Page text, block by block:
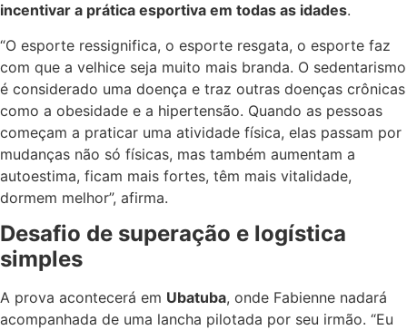
incentivar a prática esportiva em todas as idades.
“O esporte ressignifica, o esporte resgata, o esporte faz
com que a velhice seja muito mais branda. O sedentarismo
é considerado uma doença e traz outras doenças crônicas
como a obesidade e a hipertensão. Quando as pessoas
começam a praticar uma atividade física, elas passam por
mudanças não só físicas, mas também aumentam a
autoestima, ficam mais fortes, têm mais vitalidade,
dormem melhor”, afirma.
Desafio de superação e logística
simples
A prova acontecerá em Ubatuba, onde Fabienne nadará
acompanhada de uma lancha pilotada por seu irmão. “Eu